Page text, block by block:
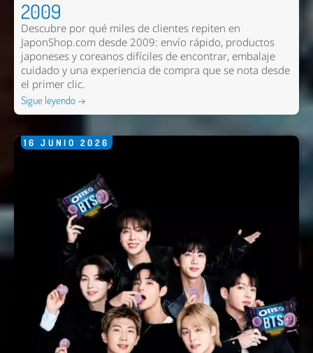
2009
Descubre por qué miles de clientes repiten en
JaponShop.com desde 2009: envío rápido, productos
japoneses y coreanos difíciles de encontrar, embalaje
cuidado y una experiencia de compra que se nota desde
el primer clic.
Sigue leyendo →
16 JUNIO 2026